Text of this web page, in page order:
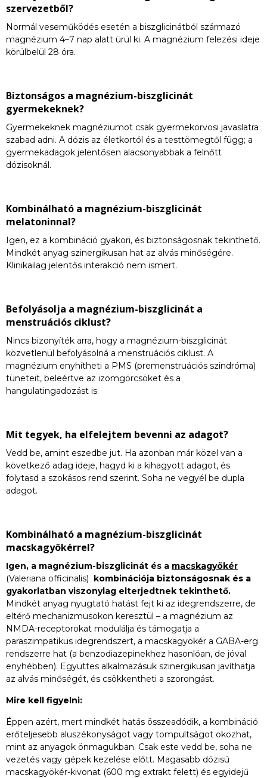
szervezetből?
Normál veseműködés esetén a biszglicinátból származó
magnézium 4–7 nap alatt ürül ki. A magnézium felezési ideje
körülbelül 28 óra.
Biztonságos a magnézium-biszglicinát
gyermekeknek?
Gyermekeknek magnéziumot csak gyermekorvosi javaslatra
szabad adni. A dózis az életkortól és a testtömegtől függ; a
gyermekadagok jelentősen alacsonyabbak a felnőtt
dózisoknál.
Kombinálható a magnézium-biszglicinát
melatoninnal?
Igen, ez a kombináció gyakori, és biztonságosnak tekinthető.
Mindkét anyag szinergikusan hat az alvás minőségére.
Klinikailag jelentős interakció nem ismert.
Befolyásolja a magnézium-biszglicinát a
menstruációs ciklust?
Nincs bizonyíték arra, hogy a magnézium-biszglicinát
közvetlenül befolyásolná a menstruációs ciklust. A
magnézium enyhítheti a PMS (premenstruációs szindróma)
tüneteit, beleértve az izomgörcsöket és a
hangulatingadozást is.
Mit tegyek, ha elfelejtem bevenni az adagot?
Vedd be, amint eszedbe jut. Ha azonban már közel van a
következő adag ideje, hagyd ki a kihagyott adagot, és
folytasd a szokásos rend szerint. Soha ne vegyél be dupla
adagot.
Kombinálható a magnézium-biszglicinát
macskagyökérrel?
Igen, a magnézium-biszglicinát és a macskagyökér
(Valeriana officinalis) kombinációja biztonságosnak és a
gyakorlatban viszonylag elterjedtnek tekinthető.
Mindkét anyag nyugtató hatást fejt ki az idegrendszerre, de
eltérő mechanizmusokon keresztül – a magnézium az
NMDA-receptorokat modulálja és támogatja a
paraszimpatikus idegrendszert, a macskagyökér a GABA-erg
rendszerre hat (a benzodiazepinekhez hasonlóan, de jóval
enyhébben). Együttes alkalmazásuk szinergikusan javíthatja
az alvás minőségét, és csökkentheti a szorongást.
Mire kell figyelni:
Éppen azért, mert mindkét hatás összeadódik, a kombináció
erőteljesebb aluszékonyságot vagy tompultságot okozhat,
mint az anyagok önmagukban. Csak este vedd be, soha ne
vezetés vagy gépek kezelése előtt. Magasabb dózisú
macskagyökér-kivonat (600 mg extrakt felett) és egyidejű